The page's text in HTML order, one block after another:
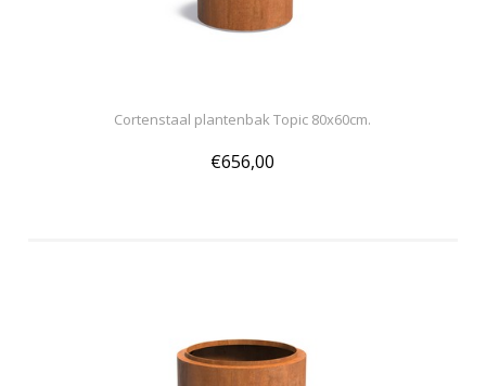
Cortenstaal plantenbak Topic 80x60cm.
€656,00